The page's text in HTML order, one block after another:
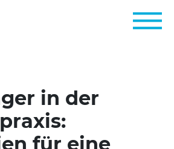
in der
für eine